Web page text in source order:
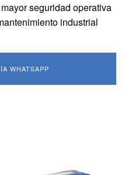
seguridad operativa
industrial
WHATSAPP